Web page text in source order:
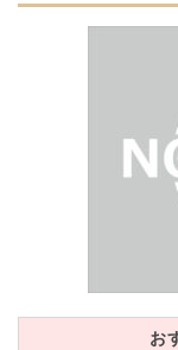
お